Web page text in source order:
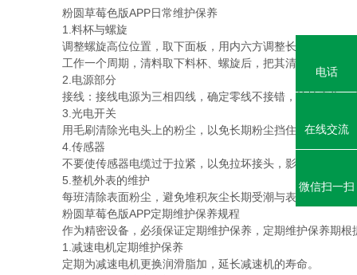
粉圆草莓色版APP日常维护保养
1.料杯与螺旋
调整螺旋高位位置，取下面板，用内六方调整长轴高低，
工作一个周期，清料取下料杯、螺旋后，把其清洗干净。
2.电源部分
接线：接线电源为三相四线，确定零线不接错，接地牢
3.光电开关
用毛刷清除光电头上的粉尘，以免长期粉尘挡住光电，造成使
4.传感器
不要使传感器电缆过于拉紧，以免拉坏接头，影响使用。
5.整机外表的维护
每班清除表面粉尘，避免堆积灰尘长期受潮与表面相腐蚀影响
粉圆草莓色版APP定期维护保养规程
作为精密设备，必须保证定期维护保养，定期维护保养期根
1.减速电机定期维护保养
定期为减速电机更换润滑脂加，延长减速机的寿命。
电话
在线交流
微信扫一扫